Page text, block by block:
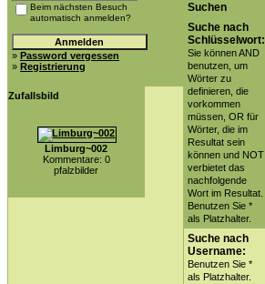
Beim nächsten Besuch
automatisch anmelden?
» Password vergessen
» Registrierung
Zufallsbild
Limburg~002
Kommentare: 0
pfalzbilder
Suchen
Suche nach
Schlüsselwort:
Sie können AND
benutzen, um
Wörter zu
definieren, die
vorkommen
müssen, OR für
Wörter, die im
Resultat sein
können und NOT
verbietet das
nachfolgende
Wort im Resultat.
Benutzen Sie *
als Platzhalter.
Suche nach
Username:
Benutzen Sie *
als Platzhalter.